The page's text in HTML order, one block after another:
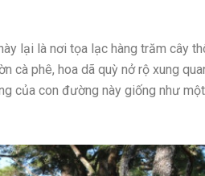
lại là nơi tọa lạc hàng trăm cây
cà phê, hoa dã quỳ nở rộ xung
của con đường này giống như